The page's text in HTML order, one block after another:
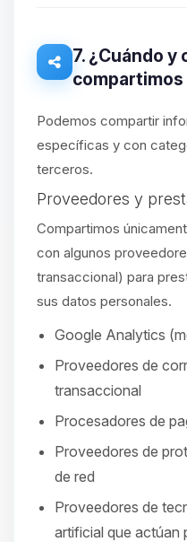
7. ¿Cuándo y
Podemos compartir
específicas y con
terceros.
Proveedores y
Compartimos
con algunos
transaccional) para
sus datos personales.
Google Analytics
Proveedores de
transaccional
Procesadores de
Proveedores de
de red
Proveedores de
artificial que actúan